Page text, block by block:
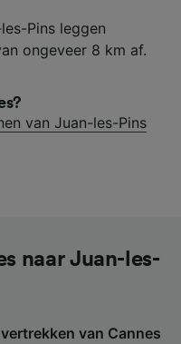
Pins leggen
ongeveer 8 km af.
van Juan-les-Pins
naar Juan-les-
van Cannes